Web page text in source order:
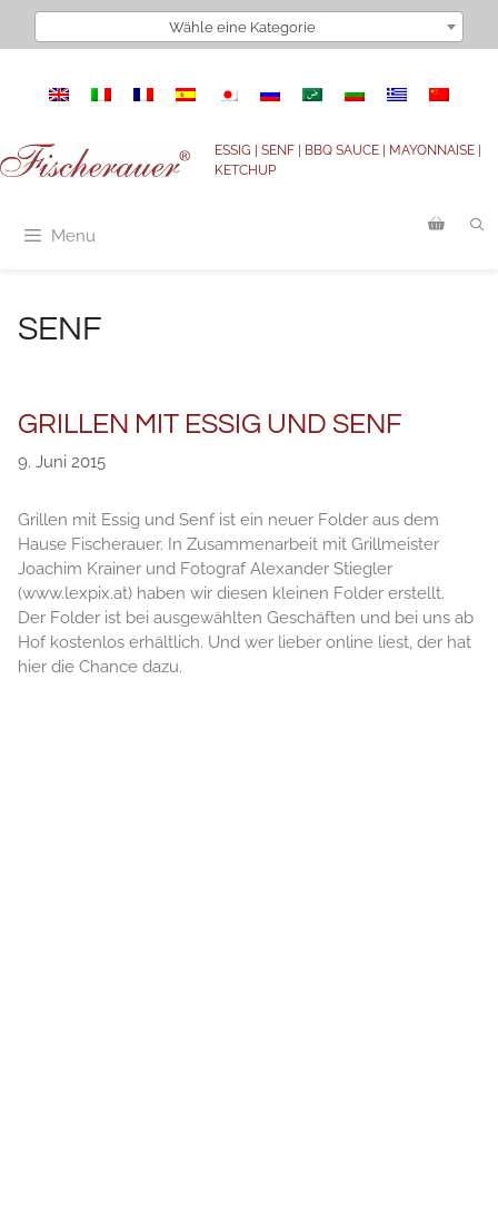
Inhalt
Wähle eine Kategorie
ESSIG | SENF | BBQ SAUCE | MAYONNAISE |
KETCHUP
Menu
SENF
GRILLEN MIT ESSIG UND SENF
9. Juni 2015
Grillen mit Essig und Senf ist ein neuer Folder aus dem
Hause Fischerauer. In Zusammenarbeit mit Grillmeister
Joachim Krainer und Fotograf Alexander Stiegler
(www.lexpix.at) haben wir diesen kleinen Folder erstellt.
Der Folder ist bei ausgewählten Geschäften und bei uns ab
Hof kostenlos erhältlich. Und wer lieber online liest, der hat
hier die Chance dazu.